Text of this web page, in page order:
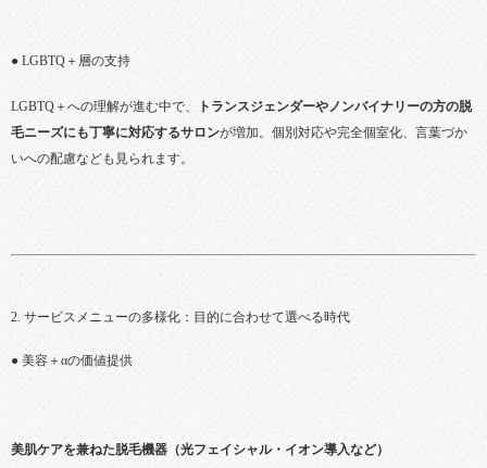
● LGBTQ＋層の支持
LGBTQ＋への理解が進む中で、
トランスジェンダーやノンバイナリーの方の脱
毛ニーズにも丁寧に対応するサロンが増加。個別対応や完全個室化、言葉づか
いへの配慮なども見られます。
2. サービスメニューの多様化：目的に合わせて選べる時代
● 美容＋αの価値提供
美肌ケアを兼ねた脱毛機器（光フェイシャル・イオン導入など）